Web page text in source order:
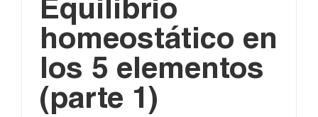
Equilibrio
homeostático en
los 5 elementos
(parte 1)